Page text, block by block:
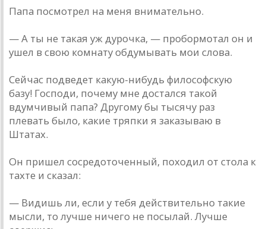
Папа посмотрел на меня внимательно.
— А ты не такая уж дурочка, — пробормотал он и
ушел в свою комнату обдумывать мои слова.
Сейчас подведет какую-нибудь философскую
базу! Господи, почему мне достался такой
вдумчивый папа? Другому бы тысячу раз
плевать было, какие тряпки я заказываю в
Штатах.
Он пришел сосредоточенный, походил от стола к
тахте и сказал:
— Видишь ли, если у тебя действительно такие
мысли, то лучше ничего не посылай. Лучше